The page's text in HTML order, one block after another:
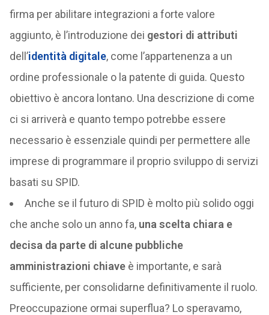
firma per abilitare integrazioni a forte valore
aggiunto, è l’introduzione dei gestori di attributi
dell’identità digitale, come l’appartenenza a un
ordine professionale o la patente di guida. Questo
obiettivo è ancora lontano. Una descrizione di come
ci si arriverà e quanto tempo potrebbe essere
necessario è essenziale quindi per permettere alle
imprese di programmare il proprio sviluppo di servizi
basati su SPID.
Anche se il futuro di SPID è molto più solido oggi
che anche solo un anno fa, una scelta chiara e
decisa da parte di alcune pubbliche
amministrazioni chiave è importante, e sarà
sufficiente, per consolidarne definitivamente il ruolo.
Preoccupazione ormai superflua? Lo speravamo,